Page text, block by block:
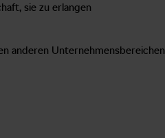
sie zu erlangen
anderen